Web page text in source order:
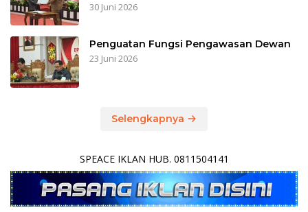
30 Juni 2026
Penguatan Fungsi Pengawasan Dewan
23 Juni 2026
Selengkapnya
SPEACE IKLAN HUB. 0811504141